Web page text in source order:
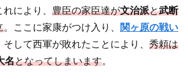
により、 豊臣の家臣達が文治派と武断
。ここに家康がつけ入り、
関ヶ原の戦い
して西軍が敗れたことにより、 秀頼は
名となってしまいます。